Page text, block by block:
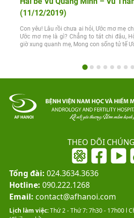
(11/12/2019)
Con yêu! Lâu rồi chưa ai hỏi, Ước mơ mẹ
Ước mơ mẹ là gì? Chẳng to tát chi đâu,
giờ xung quanh mẹ, Mong con sống tử tế
THEO DÕI
Tổng đài: 024.3634.3636
Hotline: 090.222.1268
Email: contact@afhanoi.com
Lịch làm việc:Thứ 2 - Thứ 7: 7h30 - 17h00 l